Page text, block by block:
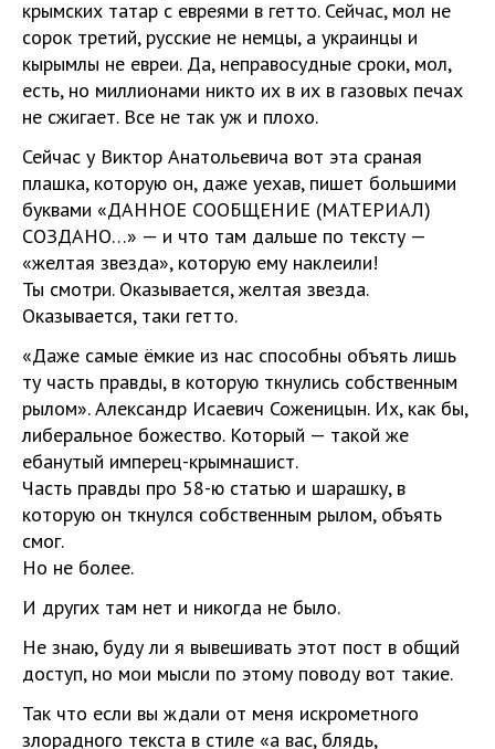
крымских татар с евреями в гетто. Сейчас, мол не
сорок третий, русские не немцы, а украинцы и
кырымлы не евреи. Да, неправоcудные сроки, мол,
есть, но миллионами никто их в их в газовых печах
не сжигает. Все не так уж и плохо.
Сейчас у Виктор Анатольевича вот эта сраная
плашка, которую он, даже уехав, пишет большими
буквами «ДАННОЕ СООБЩЕНИЕ (МАТЕРИАЛ)
СОЗДАНО…» — и что там дальше по тексту —
«желтая звезда», которую ему наклеили!
Ты смотри. Оказывается, желтая звезда.
Оказывается, таки гетто.
«Даже самые ёмкие из нас способны объять лишь
ту часть правды, в которую ткнулись собственным
рылом». Александр Исаевич Соженицын. Их, как бы,
либеральное божество. Который — такой же
ебанутый имперец-крымнашист.
Часть правды про 58-ю статью и шарашку, в
которую он ткнулся собственным рылом, объять
смог.
Но не более.
И других там нет и никогда не было.
Не знаю, буду ли я вывешивать этот пост в общий
доступ, но мои мысли по этому поводу вот такие.
Так что если вы ждали от меня искрометного
злорадного текста в стилe «а вас, блядь,